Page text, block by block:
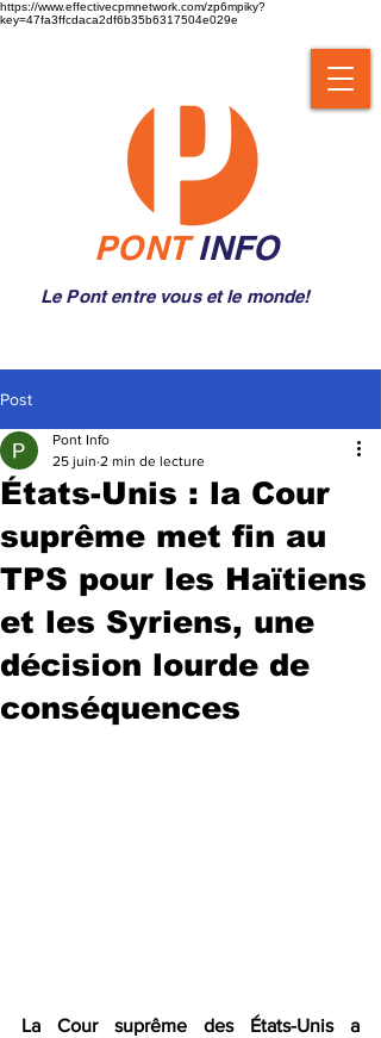
https://www.effectivecpmnetwork.com/zp6mpiky?
key=47fa3ffcdaca2df6b35b6317504e029e
PONTINFO
Le Pont entre vous et le monde!
Post
États-Unis : la Cour
suprême met fin au
TPS pour les Haïtiens
et les Syriens, une
décision lourde de
conséquences
Pont Info
25 juin 2 min de lecture
La Cour suprême des États-Unis a